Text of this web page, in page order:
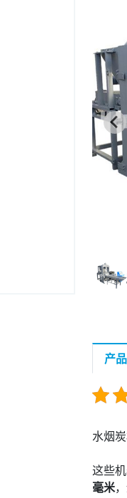
产
水烟
这些
毫米